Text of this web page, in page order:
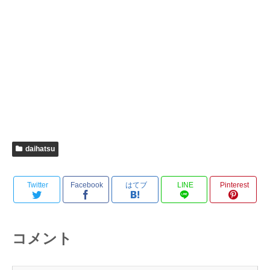
daihatsu
Twitter Facebook はてブ LINE Pinterest
コメント